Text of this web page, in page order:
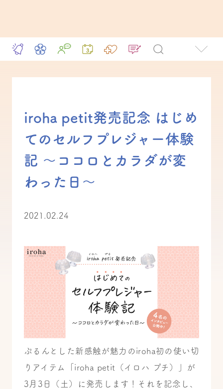
iroha petit発売記念 はじめ
てのセルフプレジャー体験
記 〜ココロとカラダが変
わった日〜
2021.02.24
ぷるんとした新感触が魅力のiroha初の使い切
りアイテム「iroha petit（イロハ プチ）」が
3月3日（土）に発売します！それを記念し、